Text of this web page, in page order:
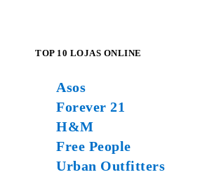
TOP 10 LOJAS ONLINE
Asos
Forever 21
H&M
Free People
Urban Outfitters